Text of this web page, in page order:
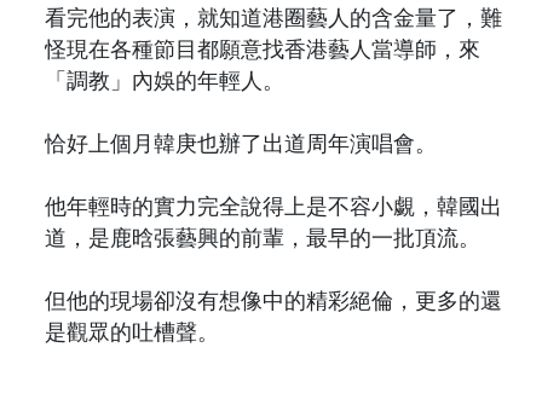
看完他的表演，就知道港圈藝人的含金量了，難
怪現在各種節目都願意找香港藝人當導師，來
「調教」內娛的年輕人。
恰好上個月韓庚也辦了出道周年演唱會。
他年輕時的實力完全說得上是不容小覷，韓國出
道，是鹿晗張藝興的前輩，最早的一批頂流。
但他的現場卻沒有想像中的精彩絕倫，更多的還
是觀眾的吐槽聲。